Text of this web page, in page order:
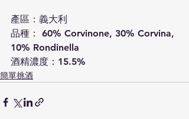
產區：義大利
品種： 60% Corvinone, 30% Corvina,
10% Rondinella
酒精濃度：15.5%
簡單挑酒